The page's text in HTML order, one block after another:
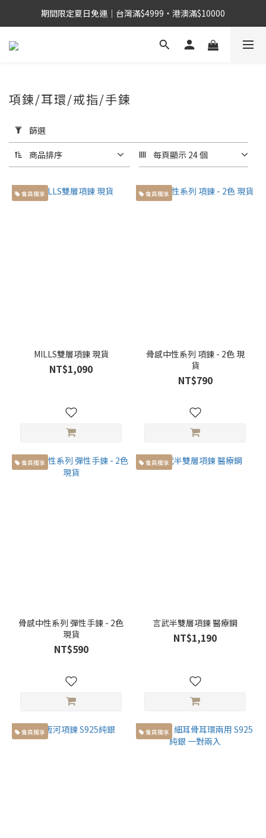
期間限定夏日免運｜台灣滿$4999・港澳滿$10000
用
篩
選
(0/20)
身
項鍊/耳環/戒指/手鍊
篩選
商品排序 每頁顯示 24 個
會員獨享
MILLS雙層項鍊 現貨
NT$1,090
會員獨享
骨感中性系列 項鍊 - 2色 現
貨
NT$790
會員獨享
骨感中性系列 彈性手鍊 - 2色
現貨
NT$590
會員獨享
言武半雙層項鍊 醫療鋼
NT$1,190
會員獨享 會員獨享